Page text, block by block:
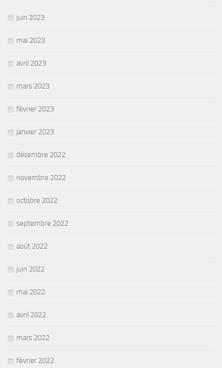
juin 2023
mai 2023
avril 2023
mars 2023
février 2023
janvier 2023
décembre 2022
novembre 2022
octobre 2022
septembre 2022
août 2022
juin 2022
mai 2022
avril 2022
mars 2022
février 2022